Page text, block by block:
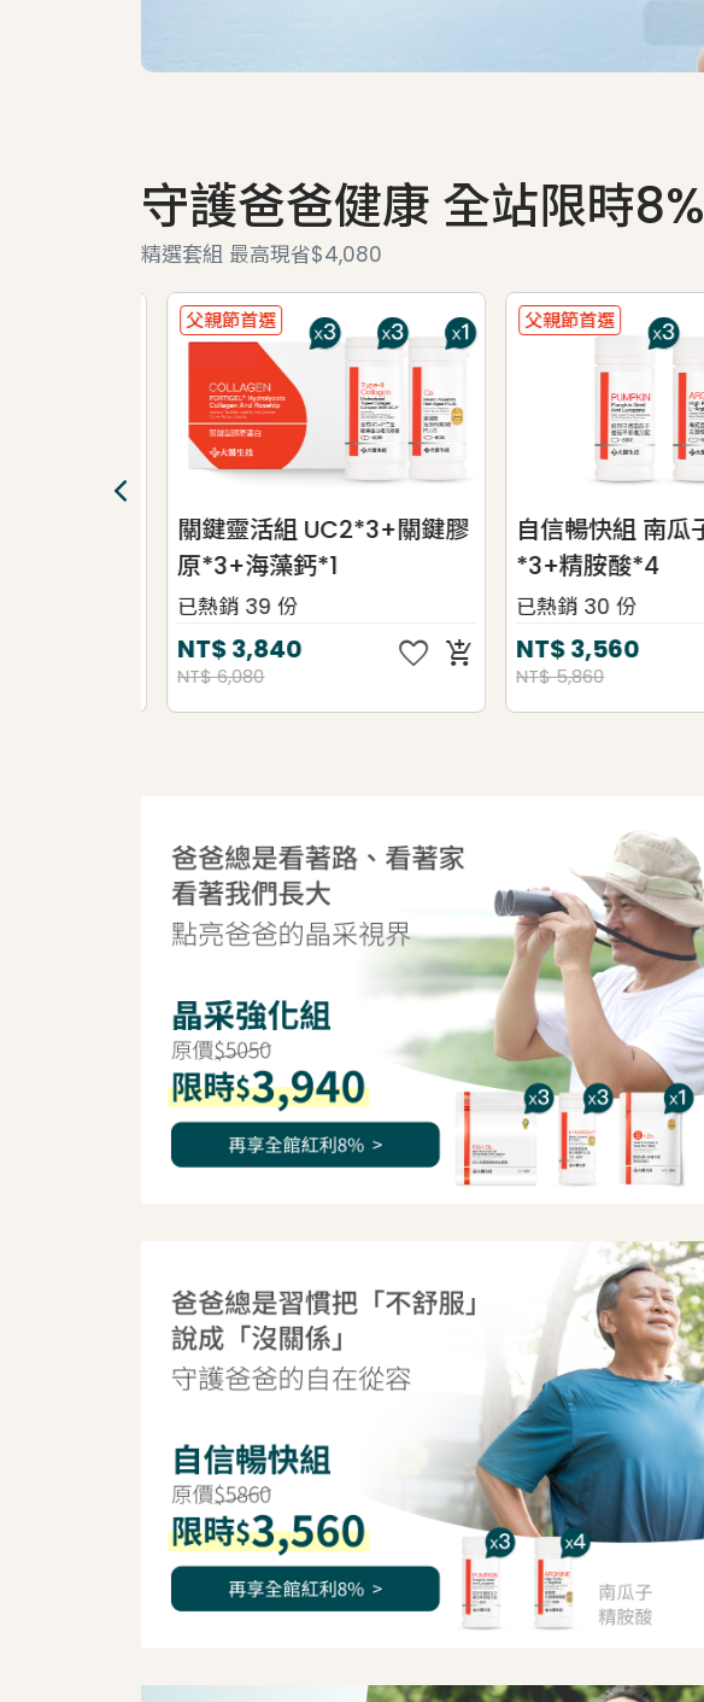
守護爸爸健康 全站限時8%
精選套組 最高現省$4,080
父親節首選
關鍵靈活組 UC2*3+關鍵膠
原*3+海藻鈣*1
已熱銷 39 份
NT$3,840
NT$ 6,080
favorite add_shopping_cart
父親節首選
自信暢快組 南瓜子
*3+精胺酸*4
已熱銷 30 份
NT$3,560
NT$ 5,860